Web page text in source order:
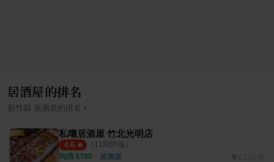
居酒屋的排名
新竹縣 居酒屋 的排名 ›
私嚐居酒屋 竹北光明店
4.6 （ 11則評論）
均消 $700 ・ 居酒屋